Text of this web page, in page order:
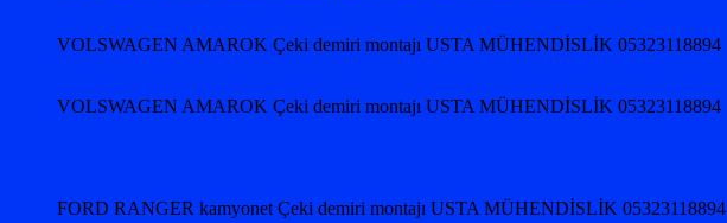
VOLSWAGEN AMAROK Çeki demiri montajı USTA MÜHENDİSLİK 05323118894
VOLSWAGEN AMAROK Çeki demiri montajı USTA MÜHENDİSLİK 05323118894
FORD RANGER kamyonet Çeki demiri montajı USTA MÜHENDİSLİK 05323118894